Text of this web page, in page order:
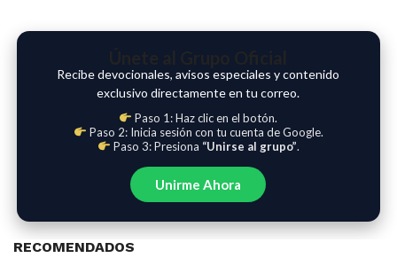
Recibe devocionales, avisos especiales y contenido
exclusivo directamente en tu correo.
Paso 1: Haz clic en el botón.
Paso 2: Inicia sesión con tu cuenta de Google.
Paso 3: Presiona “Unirse al grupo”.
Unirme Ahora
RECOMENDADOS